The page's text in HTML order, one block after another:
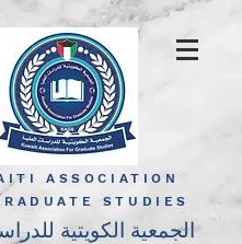
ASSOCIATION
STUDIES
الجمعية الكويتية للدراسات العليا